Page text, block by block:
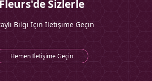
Fleurs'de Sizlerle
Bilgi İçin İletişime Geçin
Hemen İletişime Geçin